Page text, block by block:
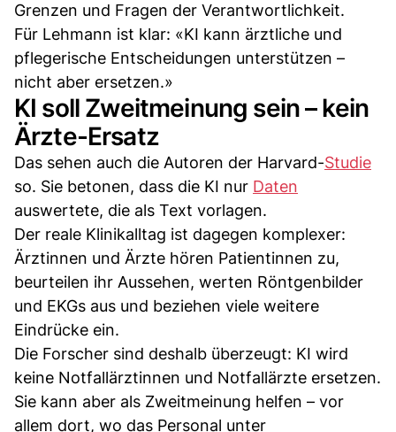
Grenzen und Fragen der Verantwortlichkeit.
Für Lehmann ist klar: «KI kann ärztliche und
pflegerische Entscheidungen unterstützen –
nicht aber ersetzen.»
KI soll Zweitmeinung sein – kein
Ärzte-Ersatz
Das sehen auch die Autoren der Harvard-Studie
so. Sie betonen, dass die KI nur Daten
auswertete, die als Text vorlagen.
Der reale Klinikalltag ist dagegen komplexer:
Ärztinnen und Ärzte hören Patientinnen zu,
beurteilen ihr Aussehen, werten Röntgenbilder
und EKGs aus und beziehen viele weitere
Eindrücke ein.
Die Forscher sind deshalb überzeugt: KI wird
keine Notfallärztinnen und Notfallärzte ersetzen.
Sie kann aber als Zweitmeinung helfen – vor
allem dort, wo das Personal unter